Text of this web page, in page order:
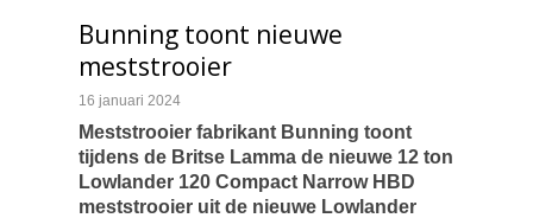
Bunning toont nieuwe
meststrooier
16 januari 2024
Meststrooier fabrikant Bunning toont
tijdens de Britse Lamma de nieuwe 12 ton
Lowlander 120 Compact Narrow HBD
meststrooier uit de nieuwe Lowlander